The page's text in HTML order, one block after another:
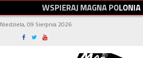
WSPIERAJMAGNAPOLONIA
Niedziela, 09 Sierpnia 2026